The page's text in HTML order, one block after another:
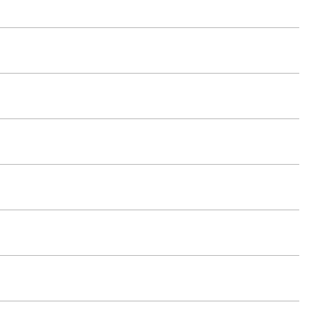
умывальником для
современным
с заботой о вашем
– экономичное решение
в себе выгоду и комфорт, это
тех, кто ценит качество и
максимально
и механическим